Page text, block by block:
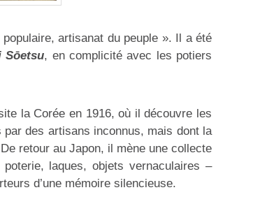
artisanat du peuple ». Il a été
Sōetsu, en complicité avec les potiers
la Corée en 1916, où il découvre les
des artisans inconnus, mais dont la
retour au Japon, il mène une collecte
laques, objets vernaculaires –
d’une mémoire silencieuse.